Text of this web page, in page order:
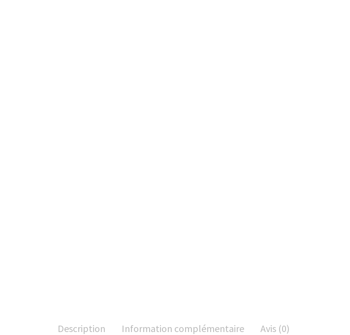
Description Information complémentaire Avis (0)